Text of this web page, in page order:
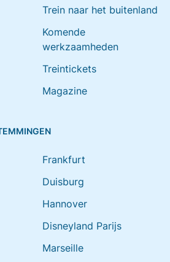
Trein naar het buitenland
Komende
werkzaamheden
Treintickets
Magazine
Frankfurt
Duisburg
Hannover
Disneyland Parijs
Marseille